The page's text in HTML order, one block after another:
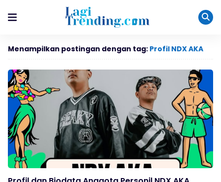
Menampilkan postingan dengan tag: Profil NDX AKA